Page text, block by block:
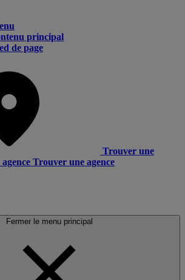
principal
de page
Trouver une
Trouver une agence
Fermer le menu principal